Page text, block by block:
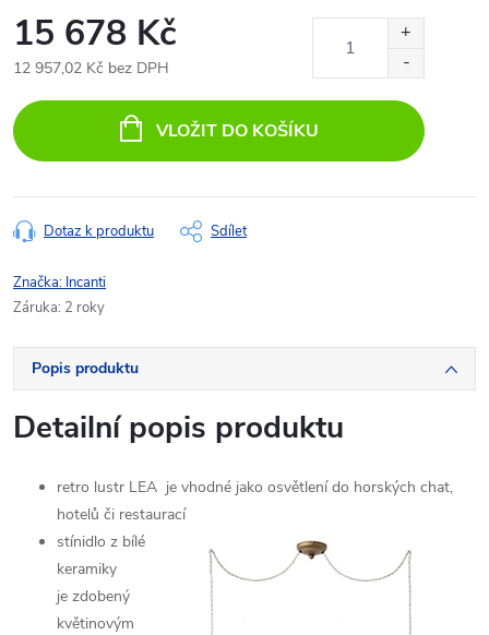
15 678 Kč
12 957,02 Kč bez DPH
cena:
VLOŽIT DO KOŠÍKU
Dotaz k produktu Sdílet
Značka: Incanti
Záruka: 2 roky
Popis produktu
Detailní popis produktu
retro lustr LEA je vhodné jako osvětlení do horských chat,
hotelů či restaurací
stínidlo z bílé
keramiky
je zdobený
květinovým